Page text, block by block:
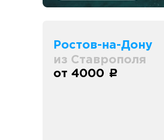
Ростов-на-Дону
из Ставрополя
от 4000 c